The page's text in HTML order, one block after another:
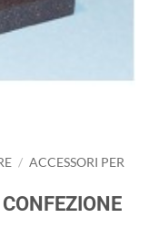
/ ACCESSORI PER